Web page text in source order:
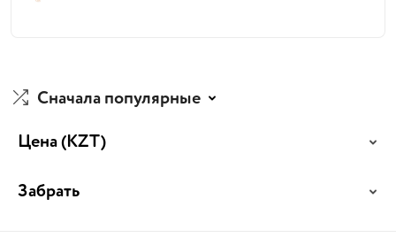
Сначала популярные
Цена(KZT)
Забрать